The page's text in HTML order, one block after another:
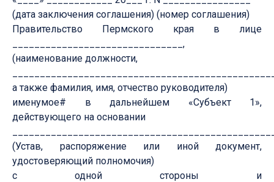
(дата заключения соглашения) (номер соглашения)
Правительство Пермского края в лице
_______________________________,
(наименование должности,
а также фамилия, имя, отчество руководителя)
именумое# в дальнейшем «Субъект 1»,
действующего на основании
(Устав, распоряжение или иной документ,
удостоверяющий полномочия)
с одной стороны и